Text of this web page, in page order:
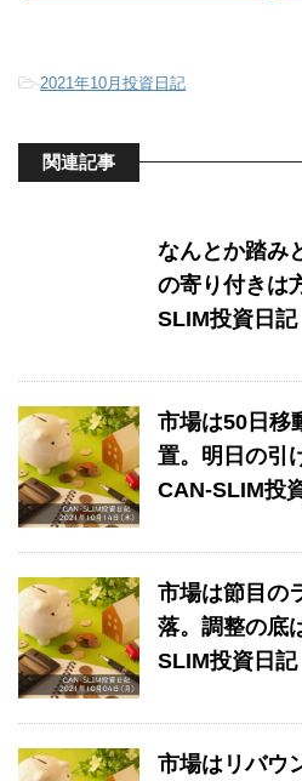
-2021年10月投資日記
関連記事
なんとか踏み
の寄り付き
SLIM投資日記
市場は50日移
置。明日の引
CAN-SLIM投
市場は節目の
落。調整の
SLIM投資日記
市場はリバウ